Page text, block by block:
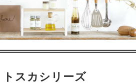
スカシリーズ